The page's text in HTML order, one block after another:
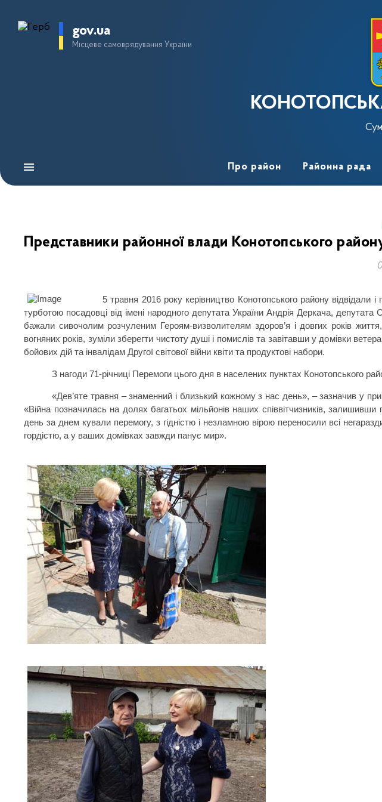
gov.ua
Місцеве самоврядування України
Про район Районна рада
Представники районної влади Конотопського
5 травня 2016 року керівництво Конотопського району відвідали
турботою посадовці від імені народного депутата України Андрія Деркача,
бажали сивочолим розчуленим Героям-визволителям здоров’я і довгих років
вогняних років, зуміли зберегти чистоту душі і помислів та завітавши у домівки
бойових дій та інвалідам Другої світової війни квіти та продуктові набори.
З нагоди 71-річниці Перемоги цього дня в населених пунктах Конотопського
«Дев’яте травня – знаменний і близький кожному з нас день», – зазначив у
«Війна позначилась на долях багатьох мільйонів наших співвітчизників,
день за днем кували перемогу, з гідністю і незламною вірою переносили всі
гордістю, а у ваших домівках завжди панує мир».